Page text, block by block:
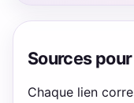
Sources
Chaque lien